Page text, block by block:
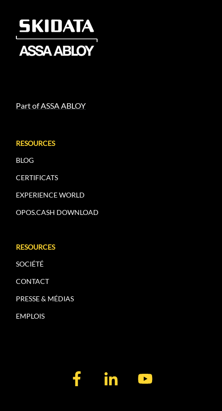
Part of ASSA ABLOY
RESOURCES
BLOG
CERTIFICATS
EXPERIENCE WORLD
OPOS.CASH DOWNLOAD
RESOURCES
SOCIÉTÉ
CONTACT
PRESSE & MÉDIAS
EMPLOIS